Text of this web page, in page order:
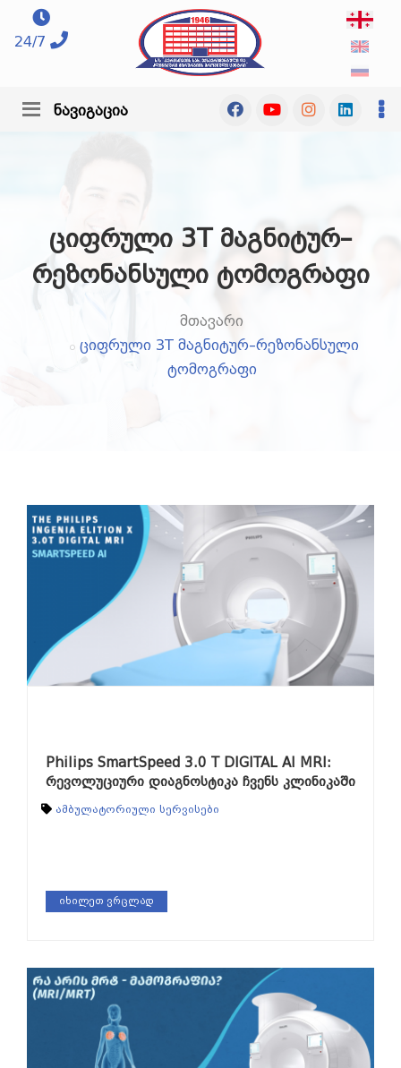
24/7
ნავიგაცია
ციფრული 3T მაგნიტურ–
რეზონანსული ტომოგრაფი
მთავარი
ციფრული 3T მაგნიტურ–რეზონანსული
ტომოგრაფი
Philips SmartSpeed 3.0 T DIGITAL AI MRI:
რევოლუციური დიაგნოსტიკა ჩვენს კლინიკაში
ამბულატორიული სერვისები
იხილეთ ვრცლად